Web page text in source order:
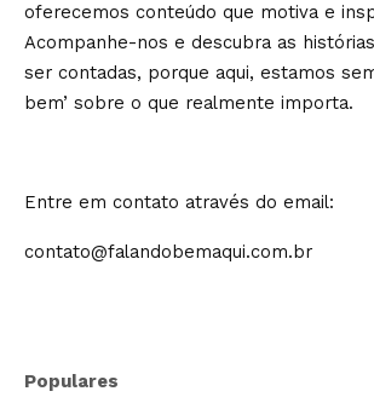
oferecemos conteúdo que motiva e
Acompanhe-nos e descubra as
ser contadas, porque aqui, estamos
bem’ sobre o que realmente importa.
Entre em contato através do email:
contato@falandobemaqui.com.br
Populares